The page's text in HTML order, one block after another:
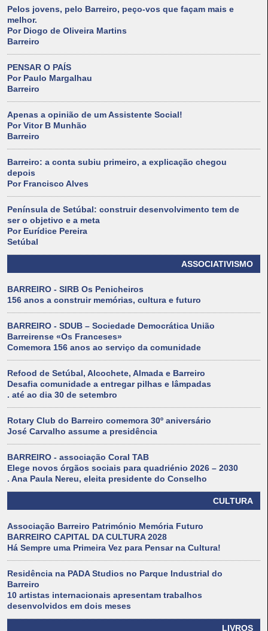
Pelos jovens, pelo Barreiro, peço-vos que façam mais e
melhor.
Por Diogo de Oliveira Martins
Barreiro
PENSAR O PAÍS
Por Paulo Margalhau
Barreiro
Apenas a opinião de um Assistente Social!
Por Vitor B Munhão
Barreiro
Barreiro: a conta subiu primeiro, a explicação chegou
depois
Por Francisco Alves
Península de Setúbal: construir desenvolvimento tem de
ser o objetivo e a meta
Por Eurídice Pereira
Setúbal
ASSOCIATIVISMO
BARREIRO - SIRB Os Penicheiros
156 anos a construir memórias, cultura e futuro
BARREIRO - SDUB – Sociedade Democrática União
Barreirense «Os Franceses»
Comemora 156 anos ao serviço da comunidade
Refood de Setúbal, Alcochete, Almada e Barreiro
Desafia comunidade a entregar pilhas e lâmpadas
. até ao dia 30 de setembro
Rotary Club do Barreiro comemora 30º aniversário
José Carvalho assume a presidência
BARREIRO - associação Coral TAB
Elege novos órgãos sociais para quadriénio 2026 – 2030
. Ana Paula Nereu, eleita presidente do Conselho
CULTURA
Associação Barreiro Património Memória Futuro
BARREIRO CAPITAL DA CULTURA 2028
Há Sempre uma Primeira Vez para Pensar na Cultura!
Residência na PADA Studios no Parque Industrial do
Barreiro
10 artistas internacionais apresentam trabalhos
desenvolvidos em dois meses
LIVROS